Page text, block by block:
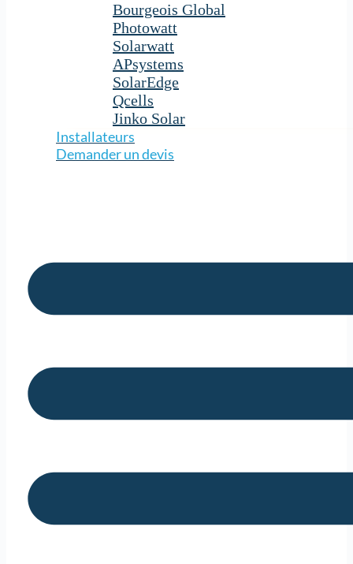
Bourgeois Global
Photowatt
Solarwatt
APsystems
SolarEdge
Qcells
Jinko Solar
Installateurs
Demander un devis